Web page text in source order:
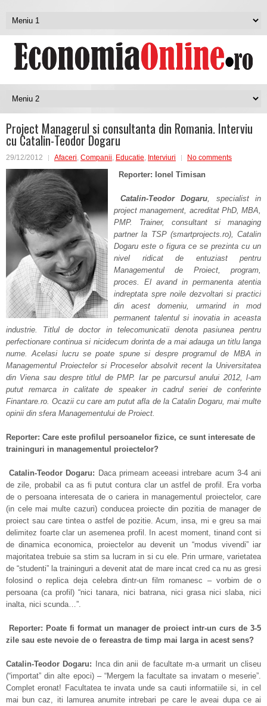
Project Managerul si consultanta din Romania. Interviu
cu Catalin-Teodor Dogaru
29/12/2012 Afaceri, Companii, Educatie, Interviuri No comments
Reporter: Ionel Timisan
Catalin-Teodor Dogaru, specialist in
project management, acreditat PhD, MBA,
PMP. Trainer, consultant si managing
partner la TSP (smartprojects.ro), Catalin
Dogaru este o figura ce se prezinta cu un
nivel ridicat de entuziast pentru
Managementul de Proiect, program,
proces. El avand in permanenta atentia
indreptata spre noile dezvoltari si practici
din acest domeniu, urmarind in mod
permanent talentul si inovatia in aceasta
industrie. Titlul de doctor in telecomunicatii denota pasiunea pentru
perfectionare continua si nicidecum dorinta de a mai adauga un titlu langa
nume. Acelasi lucru se poate spune si despre programul de MBA in
Managementul Proiectelor si Proceselor absolvit recent la Universitatea
din Viena sau despre titlul de PMP. Iar pe parcursul anului 2012, l-am
putut remarca in calitate de speaker in cadrul seriei de conferinte
Finantare.ro. Ocazii cu care am putut afla de la Catalin Dogaru, mai multe
opinii din sfera Managementului de Proiect.
Reporter: Care este profilul persoanelor fizice, ce sunt interesate de
traininguri in managementul proiectelor?
Catalin-Teodor Dogaru: Daca primeam aceeasi intrebare acum 3-4 ani
de zile, probabil ca as fi putut contura clar un astfel de profil. Era vorba
de o persoana interesata de o cariera in managementul proiectelor, care
(in cele mai multe cazuri) conducea proiecte din pozitia de manager de
proiect sau care tintea o astfel de pozitie. Acum, insa, mi e greu sa mai
delimitez foarte clar un asemenea profil. In acest moment, tinand cont si
de dinamica economica, proiectelor au devenit un “modus vivendi” iar
majoritatea trebuie sa stim sa lucram in si cu ele. Prin urmare, varietatea
de “studenti” la traininguri a devenit atat de mare incat cred ca nu as gresi
folosind o replica deja celebra dintr-un film romanesc – vorbim de o
persoana (ca profil) “nici tanara, nici batrana, nici grasa nici slaba, nici
inalta, nici scunda…”.
Reporter: Poate fi format un manager de proiect intr-un curs de 3-5
zile sau este nevoie de o fereastra de timp mai larga in acest sens?
Catalin-Teodor Dogaru:
Inca din anii de facultate m-a urmarit un cliseu
(“importat” din alte epoci) – “Mergem la facultate sa invatam o meserie”.
Complet eronat! Facultatea te invata unde sa cauti informatiile si, in cel
mai bun caz, iti lamurea anumite intrebari pe care le aveai dupa ce ai